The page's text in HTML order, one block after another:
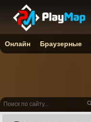
Онлайн Браузерные